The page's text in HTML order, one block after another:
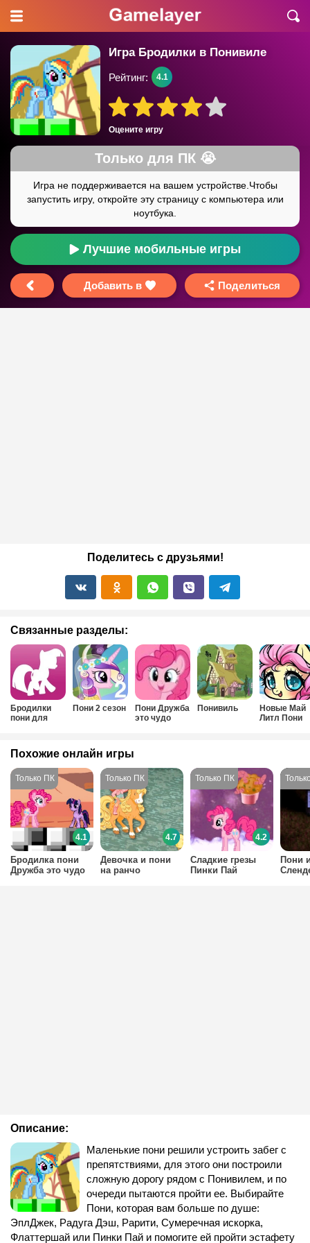
Игра Бродилки в Понивиле
Оцените игру
Рейтинг: 4.1
Лучшие мобильные игры
Добавить в Поделиться
Поделитесь с друзьями!
Связанные разделы:
Бродилки
пони для
Пони 2 сезон
Пони Дружба
это чудо
Понивиль
Новые Май
Литл Пони
Описание:
Маленькие пони решили устроить забег с
препятствиями, для этого они построили
сложную дорогу рядом с Понивилем, и по
очереди пытаются пройти ее. Выбирайте
Пони, которая вам больше по душе:
ЭплДжек, Радуга Дэш, Рарити, Сумеречная искорка,
Флаттершай или Пинки Пай и помогите ей пройти эстафету
Похожие онлайн игры
Бродилка пони
Дружба это чудо
4.1
Девочка и пони
на ранчо
4.7
Сладкие грезы
Пинки Пай
4.2
Пони